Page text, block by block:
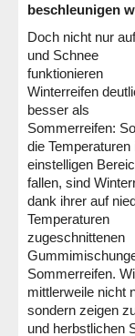
beschleunigen
Doch nicht nur
und Schnee
funktionieren
Winterreifen
besser als
Sommerreifen:
die Temperaturen
einstelligen
fallen, sind
dank ihrer auf
Temperaturen
zugeschnittenen
Sommerreifen.
mittlerweile nicht
sondern zeigen
und herbstlichen